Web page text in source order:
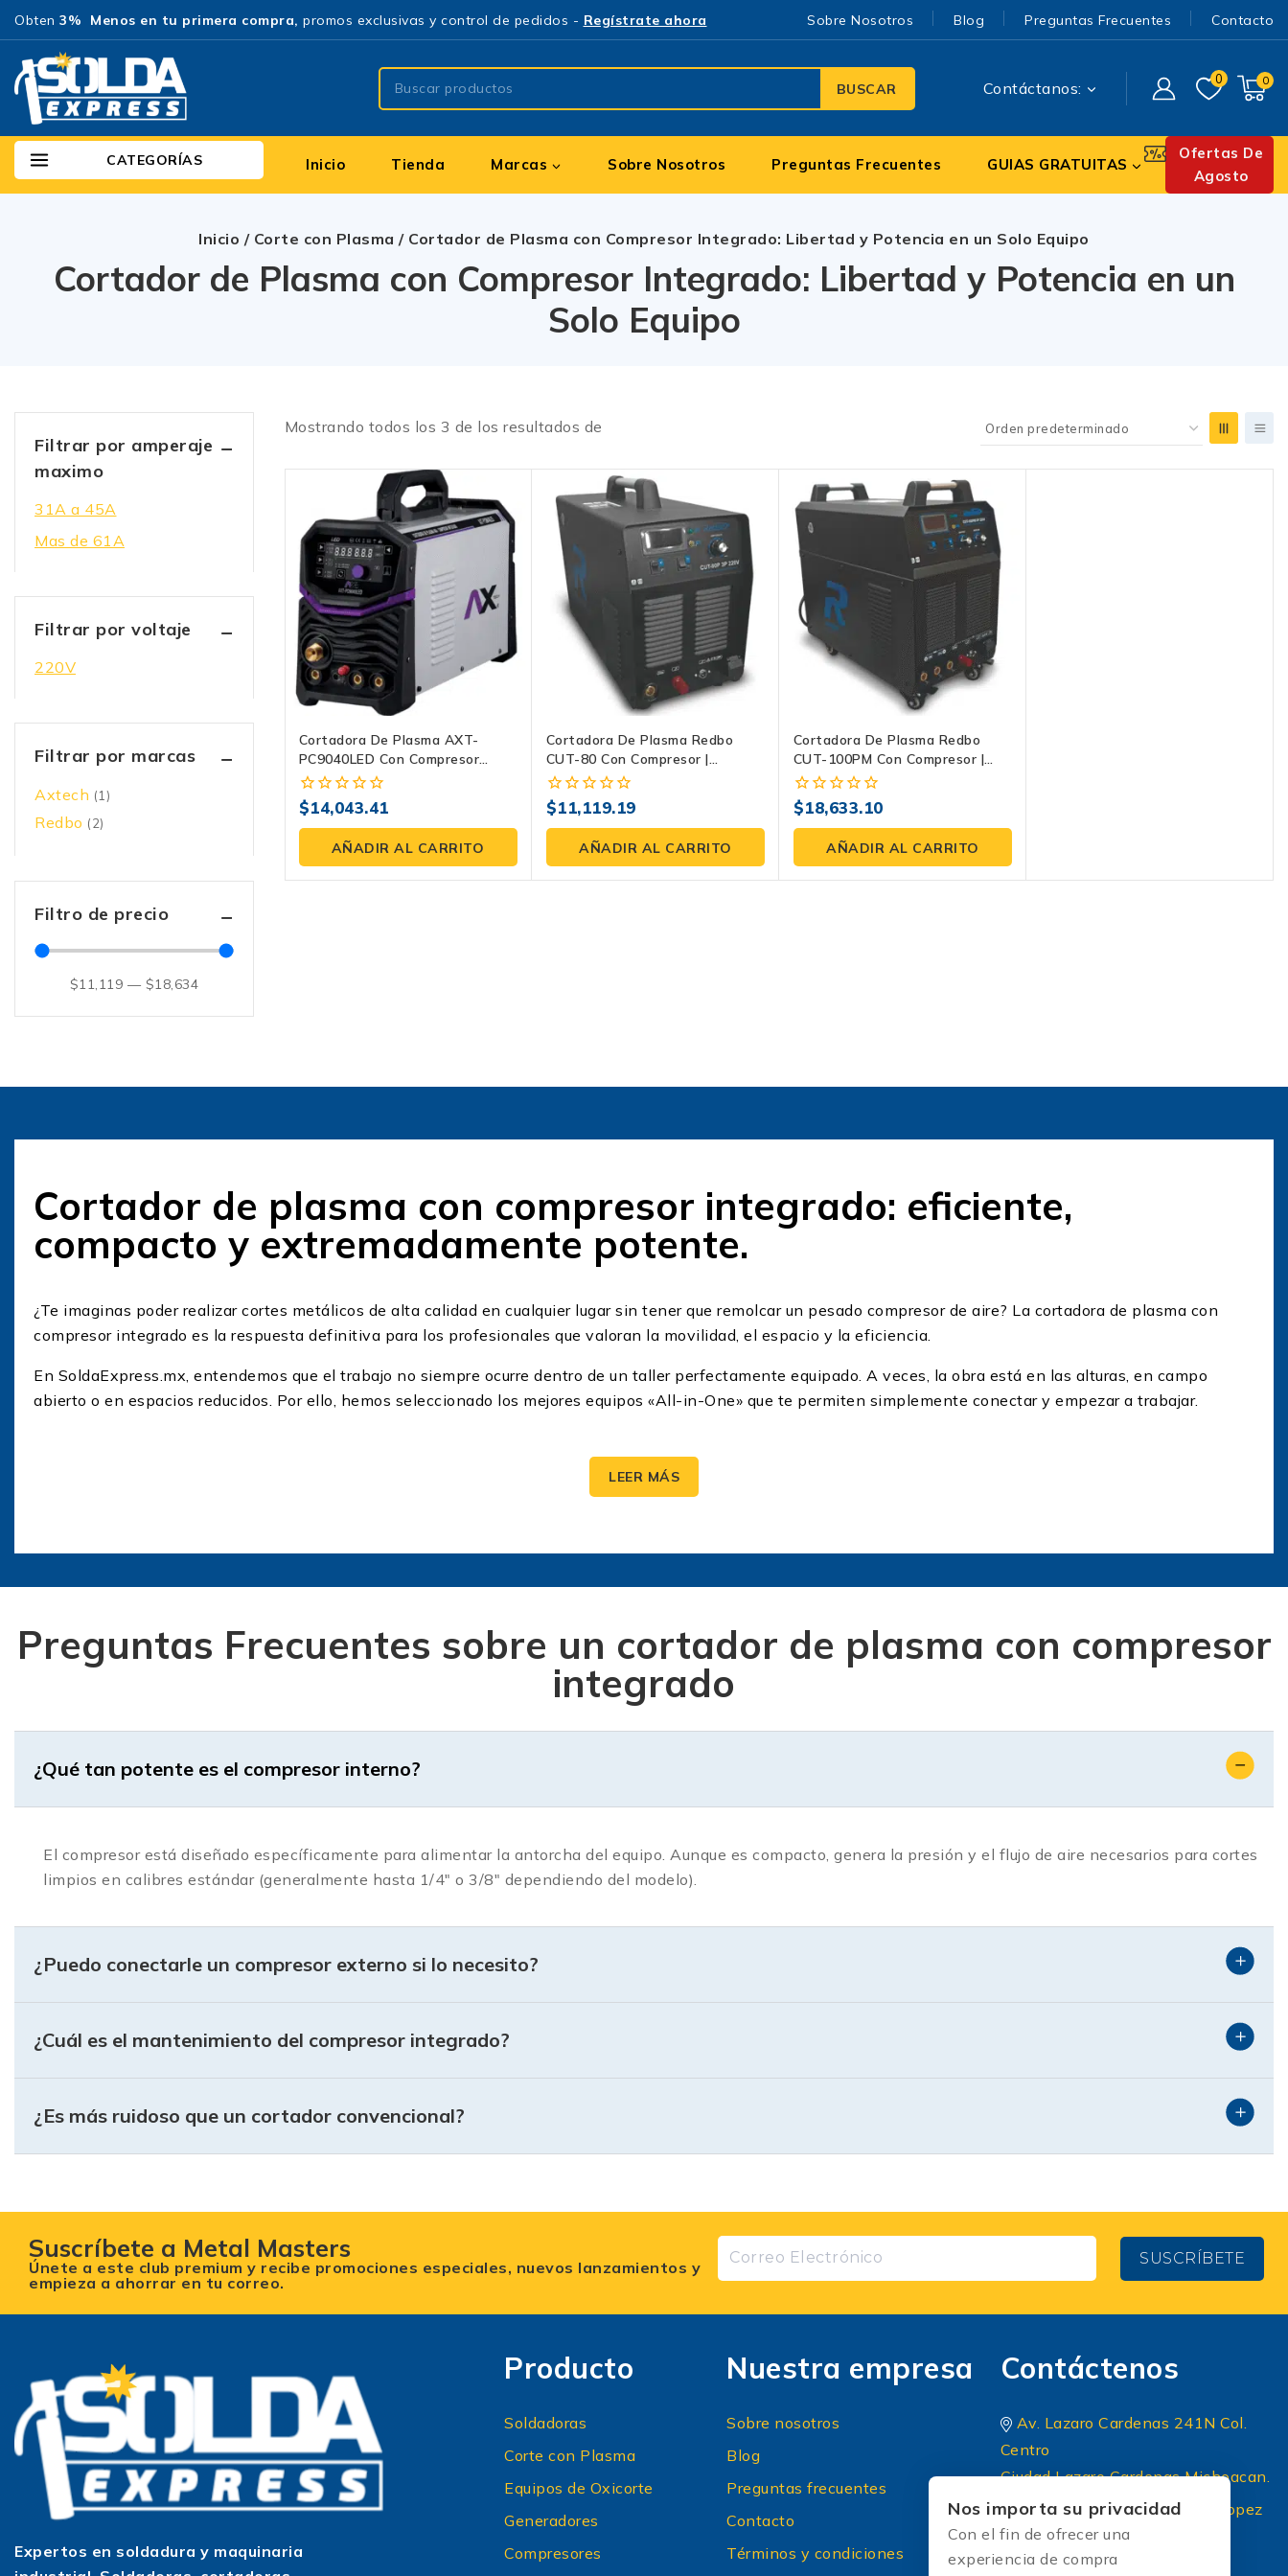
Obten 3% Menos en tu primera compra, promos exclusivas y control de pedidos - Regístrate ahora Sobre Nosotros Blog Preguntas Frecuentes Contacto
BUSCAR Contáctanos: 0 0
CATEGORÍAS Inicio Tienda Marcas Sobre Nosotros Preguntas Frecuentes GUIAS GRATUITAS
Ofertas De
Agosto
Inicio / Corte con Plasma / Cortador de Plasma con Compresor Integrado: Libertad y Potencia en un Solo Equipo
Cortador de Plasma con Compresor Integrado: Libertad y Potencia en un
Solo Equipo
Mostrando todos los 3 de los resultados de
Cortadora De Plasma AXT-
PC9040LED Con Compresor
Integrado Y MMA
0
fuera
5
$14,043.41
AÑADIR AL CARRITO
Cortadora De Plasma Redbo
CUT-80 Con Compresor |
Inverter 220V 3F, Arco Piloto LF
Y 1–30 Mm De Corte
0
fuera
5
$11,119.19
AÑADIR AL CARRITO
Cortadora De Plasma Redbo
CUT-100PM Con Compresor |
220 V, Arco Piloto LF, 2T/4T Y
Corte Hasta 40 Mm
0
fuera
5
$18,633.10
AÑADIR AL CARRITO
Filtrar por amperaje
maximo
31A a 45A
Mas de 61A
Filtrar por voltaje
220V
Filtrar por marcas
Axtech (1)
Redbo (2)
Filtro de precio
$11,119 — $18,634
Cortador de plasma con compresor integrado: eficiente,
compacto y extremadamente potente.
¿Te imaginas poder realizar cortes metálicos de alta calidad en cualquier lugar sin tener que remolcar un pesado compresor de aire? La cortadora de plasma con
compresor integrado es la respuesta definitiva para los profesionales que valoran la movilidad, el espacio y la eficiencia.
En SoldaExpress.mx, entendemos que el trabajo no siempre ocurre dentro de un taller perfectamente equipado. A veces, la obra está en las alturas, en campo
abierto o en espacios reducidos. Por ello, hemos seleccionado los mejores equipos «All-in-One» que te permiten simplemente conectar y empezar a trabajar.
Ventajas de una Cortadora de Plasma con Compresor Integrado
Invertir en un cortador de plasma con compresor integrado no es solo comprar una herramienta; es simplificar toda tu logística de trabajo. Estos son sus beneficios
externo.
voluminosos.
Configuración Instantánea:
Olvida las conexiones complejas. Solo necesitas una fuente de energía eléctrica para activar tanto el arco de plasma como el
Asesoría técnica real:Te ayudamos a decidir si el compresor integrado es suficiente para el espesor que manejas.
Consumibles siempre disponibles:Porque sabemos que una máquina parada es dinero perdido.
¿Listo para dejar de cargar mangueras? Explora nuestra gama de cortadoras con compresor aquí y eleva tu productividad al siguiente nivel.
LEER MÁS
Preguntas Frecuentes sobre un cortador de plasma con compresor
integrado
¿Qué tan potente es el compresor interno?
El compresor está diseñado específicamente para alimentar la antorcha del equipo. Aunque es compacto, genera la presión y el flujo de aire necesarios para cortes
limpios en calibres estándar (generalmente hasta 1/4″ o 3/8″ dependiendo del modelo).
¿Puedo conectarle un compresor externo si lo necesito?
¿Cuál es el mantenimiento del compresor integrado?
¿Es más ruidoso que un cortador convencional?
Suscríbete a Metal Masters
Únete a este club premium y recibe promociones especiales, nuevos lanzamientos y
empieza a ahorrar en tu correo.
SUSCRÍBETE
Expertos en soldadura y maquinaria
Producto
Soldadoras
Corte con Plasma
Equipos de Oxicorte
Generadores
Compresores
Nuestra empresa
Sobre nosotros
Blog
Preguntas frecuentes
Contacto
Términos y condiciones
Contáctenos
Av. Lazaro Cardenas 241N Col.
Centro
Ciudad Lazaro Cardenas Michoacan.
Periferico Sur 8 A Principal lopez
portillo colonia: El briseño CP
45236 Zapopan Jalisco
Nos importa su privacidad
Con el fin de ofrecer una
experiencia de compra